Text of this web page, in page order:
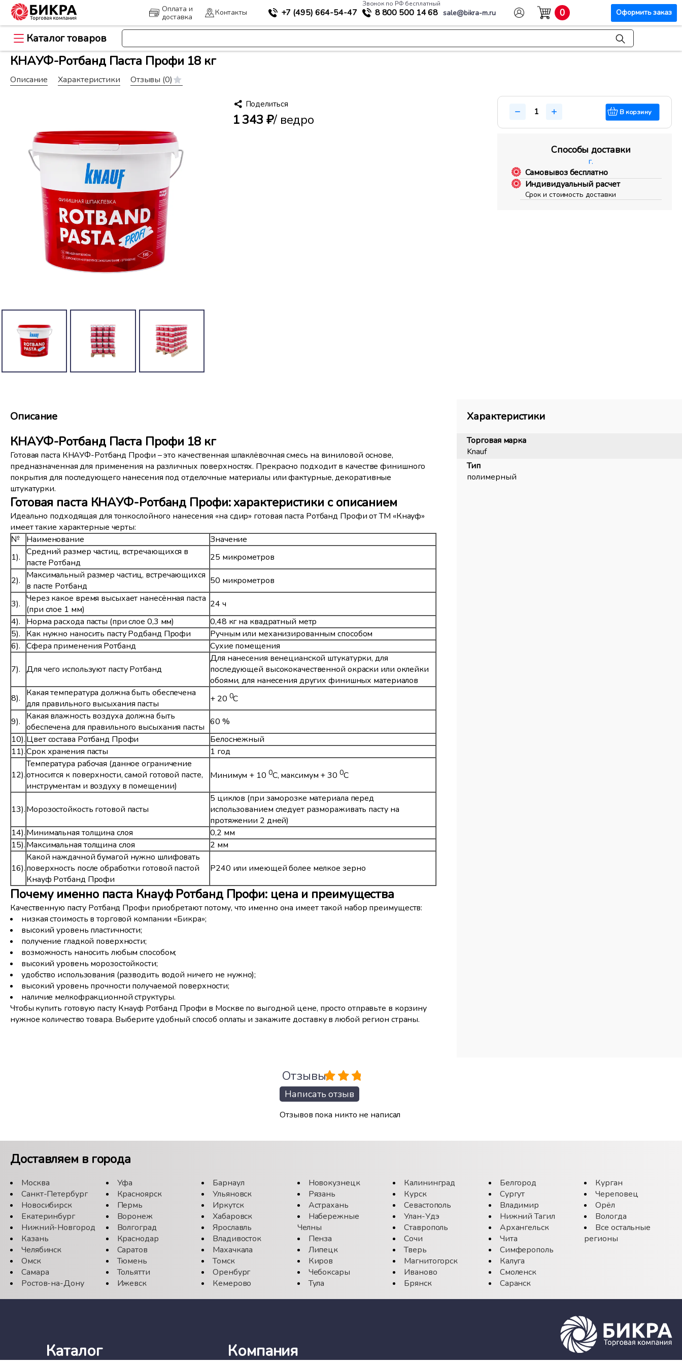
Оплата и
доставка
Контакты +7 (495) 664-54-47
Звонок по РФ бесплатный
8 800 500 14 68 sale@bikra-m.ru 0 Оформить заказ
Каталог товаров
КНАУФ-Ротбанд Паста Профи 18 кг
Описание Характеристики Отзывы (0)
Поделиться
1 343 ₽/ ведро В корзину
Способы доставки
г.
Самовывоз бесплатно
Индивидуальный расчет
Срок и стоимость доставки
Описание
КНАУФ-Ротбанд Паста Профи 18 кг
Готовая паста КНАУФ-Ротбанд Профи – это качественная шпаклёвочная смесь на виниловой основе,
предназначенная для применения на различных поверхностях. Прекрасно подходит в качестве финишного
покрытия для последующего нанесения под отделочные материалы или фактурные, декоративные
штукатурки.
Готовая паста КНАУФ-Ротбанд Профи: характеристики с описанием
Идеально подходящая для тонкослойного нанесения «на сдир» готовая паста Ротбанд Профи от ТМ «Кнауф»
имеет такие характерные черты:
№
Наименование
Значение
1). Средний размер частиц, встречающихся в
пасте Ротбанд
25 микрометров
2).
Максимальный размер частиц, встречающихся
в пасте Ротбанд
50 микрометров
3). Через какое время высыхает нанесённая паста
(при слое 1 мм)
24 ч
4).
Норма расхода пасты (при слое 0,3 мм)
0,48 кг на квадратный метр
5).
Как нужно наносить пасту Родбанд Профи
Ручным или механизированным способом
6). Сфера применения Ротбанд Сухие помещения
7). Для чего используют пасту Ротбанд
Для нанесения венецианской штукатурки, для
последующей высококачественной окраски или оклейки
обоями, для нанесения других финишных материалов
8).
Какая температура должна быть обеспечена
для правильного высыхания пасты
+ 20 0С
9).
Какая влажность воздуха должна быть
обеспечена для правильного высыхания пасты 60 %
10).Цвет состава Ротбанд Профи
Белоснежный
11).Срок хранения пасты 1 год
12).
Температура рабочая (данное ограничение
относится к поверхности, самой готовой пасте,
инструментам и воздуху в помещении)
Минимум + 10 0С, максимум + 30 0С
13).Морозостойкость готовой пасты
5 циклов (при заморозке материала перед
использованием следует размораживать пасту на
протяжении 2 дней)
14).Минимальная толщина слоя
0,2 мм
15).Максимальная толщина слоя 2 мм
16).
Какой наждачной бумагой нужно шлифовать
поверхность после обработки готовой пастой
Кнауф Ротбанд Профи
Р240 или имеющей более мелкое зерно
Почему именно паста Кнауф Ротбанд Профи: цена и преимущества
Качественную пасту Ротбанд Профи приобретают потому, что именно она имеет такой набор преимуществ:
низкая стоимость в торговой компании «Бикра»;
высокий уровень пластичности;
получение гладкой поверхности;
возможность наносить любым способом;
высокий уровень морозостойкости;
удобство использования (разводить водой ничего не нужно);
высокий уровень прочности получаемой поверхности;
наличие мелкофракционной структуры.
Чтобы купить готовую пасту Кнауф Ротбанд Профи в Москве по выгодной цене, просто отправьте в корзину
нужное количество товара. Выберите удобный способ оплаты и закажите доставку в любой регион страны.
Характеристики
Торговая марка
Knauf
Тип
полимерный
Отзывы
Написать отзыв
Отзывов пока никто не написал
Доставляем в города
Москва
Санкт-Петербург
Новосибирск
Екатеринбург
Нижний-Новгород
Казань
Челябинск
Омск
Самара
Ростов-на-Дону
Уфа
Красноярск
Пермь
Воронеж
Волгоград
Краснодар
Саратов
Тюмень
Тольятти
Ижевск
Барнаул
Ульяновск
Иркутск
Хабаровск
Ярославль
Владивосток
Махачкала
Томск
Оренбург
Кемерово
Новокузнецк
Рязань
Астрахань
Набережные
Челны
Пенза
Липецк
Киров
Чебоксары
Тула
Калининград
Курск
Севастополь
Улан-Удэ
Ставрополь
Сочи
Тверь
Магнитогорск
Иваново
Брянск
Белгород
Сургут
Владимир
Нижний Тагил
Архангельск
Чита
Симферополь
Калуга
Смоленск
Саранск
Курган
Череповец
Орёл
Вологда
Все остальные
регионы
Каталог Компания